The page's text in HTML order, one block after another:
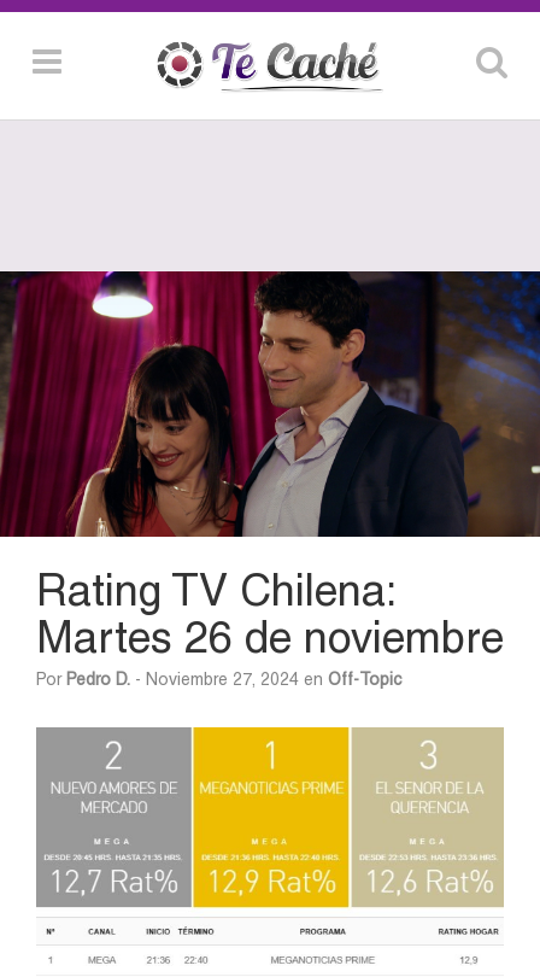
Rating TV Chilena:
Martes 26 de noviembre
Por Pedro D. - Noviembre 27, 2024 en Off-Topic